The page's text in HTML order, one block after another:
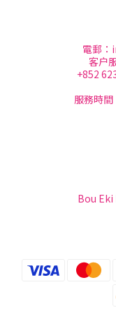
電郵：
客户
+852
服務時
Bou Eki